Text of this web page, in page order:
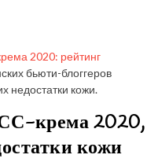
бьюти-блоггеров
недостатки кожи.
крема 2020,
кожи